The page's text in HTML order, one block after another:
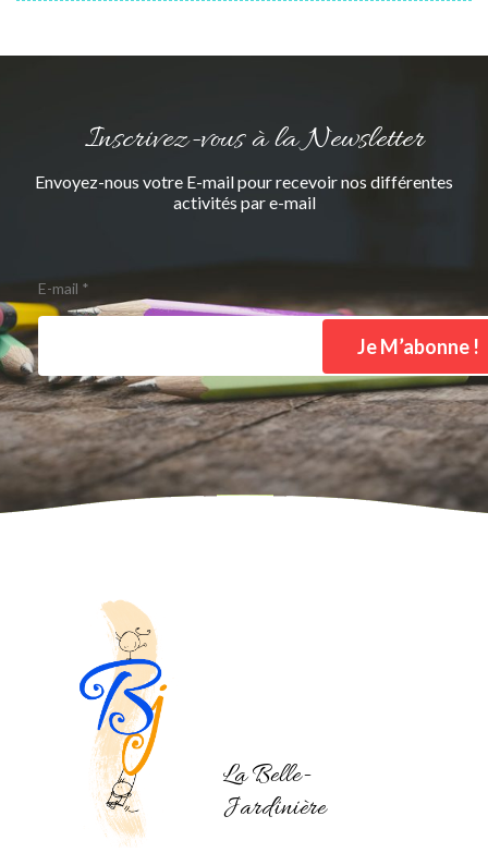
Inscrivez-vous à la Newsletter
Envoyez-nous votre E-mail pour recevoir nos différentes
activités par e-mail
E-mail *
La Belle-
Jardinière